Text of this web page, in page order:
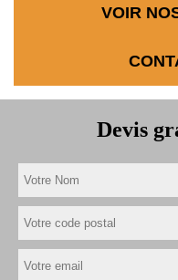
VOIR
Devis